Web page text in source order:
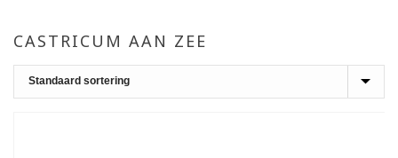
CASTRICUM AAN ZEE